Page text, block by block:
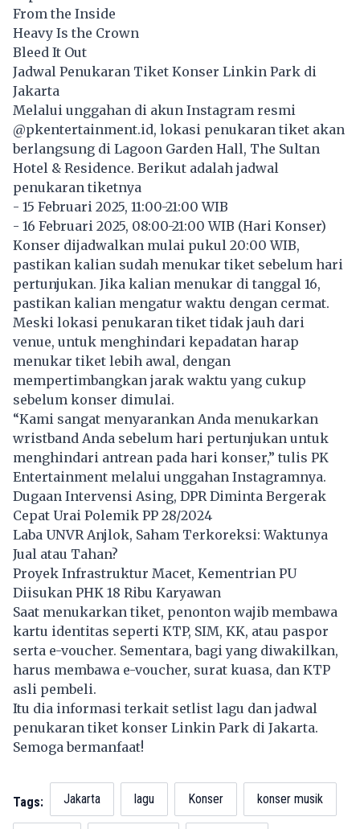
From the Inside
Heavy Is the Crown
Bleed It Out
Jadwal Penukaran Tiket Konser Linkin Park di
Jakarta
Melalui unggahan di akun Instagram resmi
@pkentertainment.id, lokasi penukaran tiket akan
berlangsung di Lagoon Garden Hall, The Sultan
Hotel & Residence. Berikut adalah jadwal
penukaran tiketnya
- 15 Februari 2025, 11:00-21:00 WIB
- 16 Februari 2025, 08:00-21:00 WIB (Hari Konser)
Konser dijadwalkan mulai pukul 20:00 WIB,
pastikan kalian sudah menukar tiket sebelum hari
pertunjukan. Jika kalian menukar di tanggal 16,
pastikan kalian mengatur waktu dengan cermat.
Meski lokasi penukaran tiket tidak jauh dari
venue, untuk menghindari kepadatan harap
menukar tiket lebih awal, dengan
mempertimbangkan jarak waktu yang cukup
sebelum konser dimulai.
“Kami sangat menyarankan Anda menukarkan
wristband Anda sebelum hari pertunjukan untuk
menghindari antrean pada hari konser,” tulis PK
Entertainment melalui unggahan Instagramnya.
Dugaan Intervensi Asing, DPR Diminta Bergerak
Cepat Urai Polemik PP 28/2024
Laba UNVR Anjlok, Saham Terkoreksi: Waktunya
Jual atau Tahan?
Proyek Infrastruktur Macet, Kementrian PU
Diisukan PHK 18 Ribu Karyawan
Saat menukarkan tiket, penonton wajib membawa
kartu identitas seperti KTP, SIM, KK, atau paspor
serta e-voucher. Sementara, bagi yang diwakilkan,
harus membawa e-voucher, surat kuasa, dan KTP
asli pembeli.
Itu dia informasi terkait setlist lagu dan jadwal
penukaran tiket konser Linkin Park di Jakarta.
Semoga bermanfaat!
Tags: Jakarta lagu Konser konser musik